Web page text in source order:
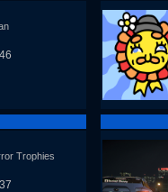
Trophies